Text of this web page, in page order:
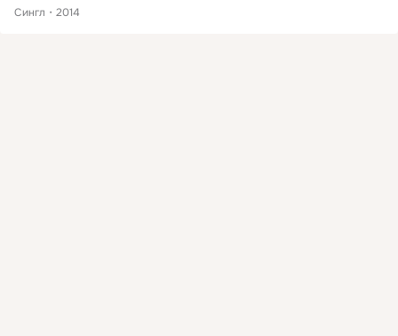
Сингл
2014